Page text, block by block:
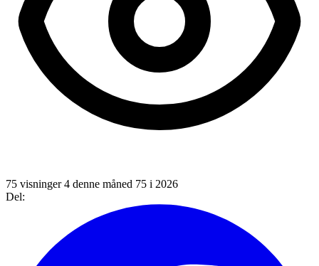
75 visninger4 denne måned 75 i 2026
Del: